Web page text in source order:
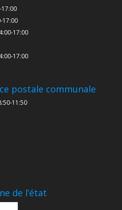
17:00
17:00
17:00
postale communale
11:50
de l’état